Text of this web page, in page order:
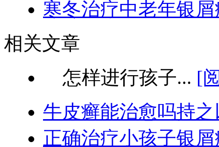
寒冬治疗中老年银
相关文章
怎样进行孩子... [
牛皮癣能治愈吗持
正确治疗小孩子银